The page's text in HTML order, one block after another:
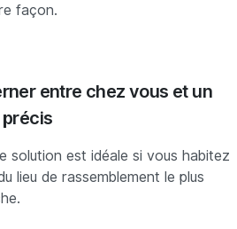
façon.
entre chez vous et un
précis
solution est idéale si vous habitez
lieu de rassemblement le plus